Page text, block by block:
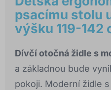
psacímu stolu
výšku 119-142
Dívčí otočná židle s
a základnou bude
pokoji. Moderní židle